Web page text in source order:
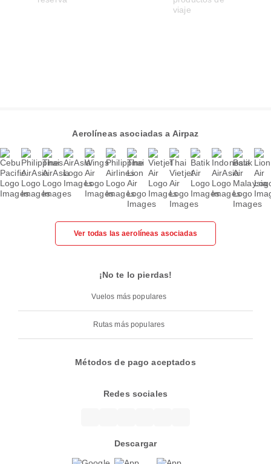
Aerolíneas asociadas a Airpaz
Ver todas las aerolíneas asociadas
¡No te lo pierdas!
Vuelos más populares
Rutas más populares
Métodos de pago aceptados
Redes sociales
Descargar